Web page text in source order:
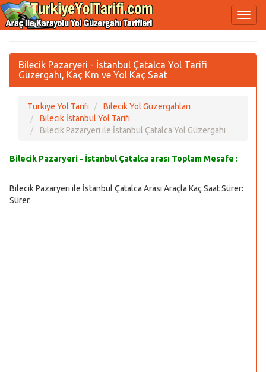
Bilecik Pazaryeri - İstanbul Çatalca Yol Tarifi
Güzergahı, Kaç Km ve Yol Kaç Saat
Türkiye Yol Tarifi
Bilecik Yol Güzergahları
Bilecik İstanbul Yol Tarifi
Bilecik Pazaryeri ile İstanbul Çatalca Yol Güzergahı
Bilecik Pazaryeri - İstanbul Çatalca arası Toplam Mesafe :
Bilecik Pazaryeri ile İstanbul Çatalca Arası Araçla Kaç Saat Sürer:
Sürer.